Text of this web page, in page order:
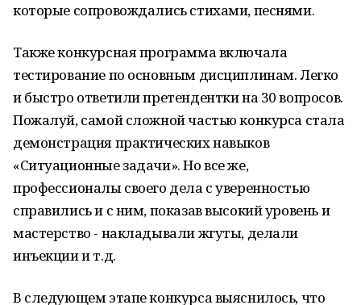
которые сопровождались стихами, песнями.
Также конкурсная программа включала
тестирование по основным дисциплинам. Легко
и быстро ответили претендентки на 30 вопросов.
Пожалуй, самой сложной частью конкурса стала
демонстрация практических навыков
«Ситуационные задачи». Но все же,
профессионалы своего дела с уверенностью
справились и с ним, показав высокий уровень и
мастерство - накладывали жгуты, делали
инъекции и т.д.
В следующем этапе конкурса выяснилось, что